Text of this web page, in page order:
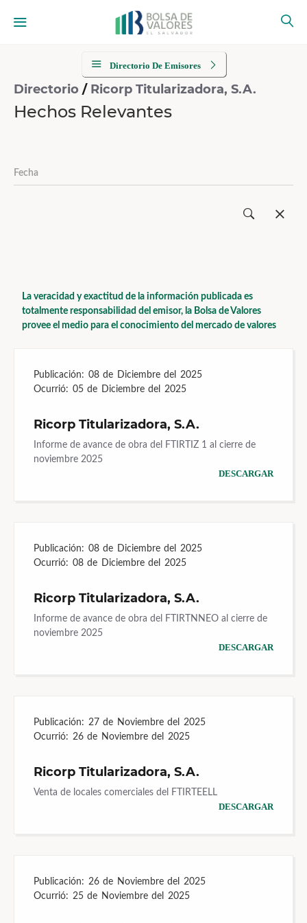
Directorio De Emisores
Directorio / Ricorp Titularizadora, S.A.
Hechos Relevantes
La veracidad y exactitud de la información publicada es
totalmente responsabilidad del emisor, la Bolsa de Valores
provee el medio para el conocimiento del mercado de valores
Publicación: 08 de Diciembre del 2025
Ocurrió: 05 de Diciembre del 2025
Ricorp Titularizadora, S.A.
Informe de avance de obra del FTIRTIZ 1 al cierre de
noviembre 2025
DESCARGAR
Publicación: 08 de Diciembre del 2025
Ocurrió: 08 de Diciembre del 2025
Ricorp Titularizadora, S.A.
Informe de avance de obra del FTIRTNNEO al cierre de
noviembre 2025
DESCARGAR
Publicación: 27 de Noviembre del 2025
Ocurrió: 26 de Noviembre del 2025
Ricorp Titularizadora, S.A.
Venta de locales comerciales del FTIRTEELL
DESCARGAR
Publicación: 26 de Noviembre del 2025
Ocurrió: 25 de Noviembre del 2025